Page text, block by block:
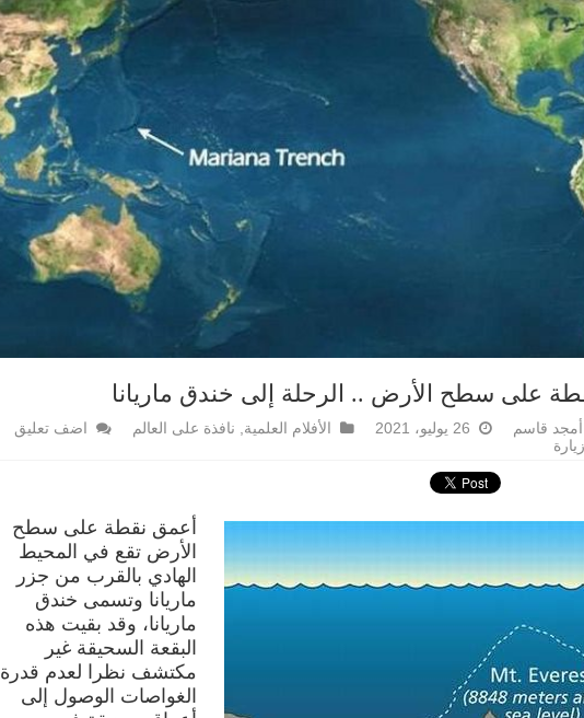
على سطح الأرض .. الرحلة إلى خندق ماريانا
أمجد قاسم 26 يوليو، 2021 الأفلام العلمية, نافذة على العالم
اضف تعليق
أعمق نقطة على سطح
الأرض تقع في المحيط
الهادي بالقرب من جزر
ماريانا وتسمى خندق
ماريانا، وقد بقيت هذه
البقعة السحيقة غير
مكتشف نظرا لعدم قدرة
الغواصات الوصول إلى